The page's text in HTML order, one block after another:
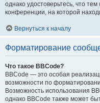
однако удостоверьтесь, что
конференции, на которой
Вернуться к началу
Форматирование
Что такое BBCode?
BBCode — это особая
возможности по
Возможность использования
однако BBCode также может